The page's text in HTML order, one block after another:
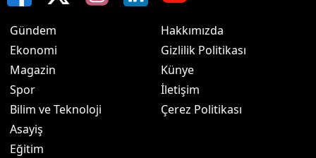
Gündem
Ekonomi
Magazin
Spor
Bilim ve Teknoloji
Asayiş
Eğitim
Hakkımızda
Gizlilik Politikası
Künye
İletişim
Çerez Politikası